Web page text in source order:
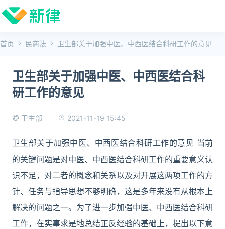
首页 民商法 卫生部关于加强中医、中西医结合科研工作的意见
卫生部关于加强中医、中西医结合科
研工作的意见
卫生部 2021-11-19 15:45
卫生部关于加强中医、中西医结合科研工作的意见 当前
的关键问题是对中医、中西医结合科研工作的重要意义认
识不足，对二者的概念和关系以及对开展这两项工作的方
针、任务与指导思想不够明确，这是多年来没有从根本上
解决的问题之一。为了进一步加强中医、中西医结合科研
工作，在实事求是地总结正反经验的基础上，提出以下意